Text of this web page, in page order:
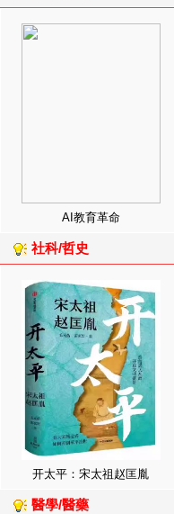
AI教育革命
社科/哲史
开太平：宋太祖赵匡胤
醫學/醫藥